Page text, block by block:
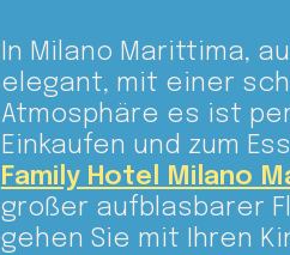
In Milano Marittima,
elegant, mit einer
Atmosphäre es ist
Einkaufen und zum
Family Hotel Milano
großer aufblasbarer
gehen Sie mit Ihren